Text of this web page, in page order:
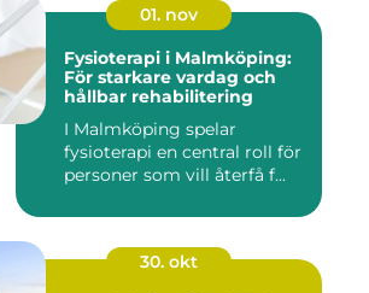
01. nov
Fysioterapi i Malmköping:
För starkare vardag och
hållbar rehabilitering
I Malmköping spelar
fysioterapi en central roll för
personer som vill återfå f...
30. okt